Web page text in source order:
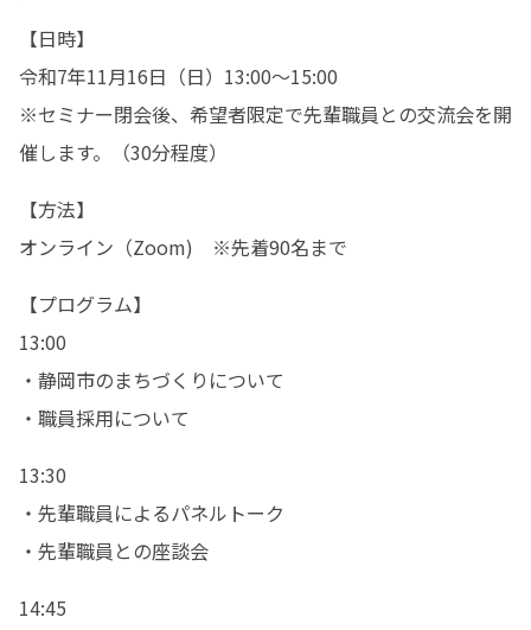
【日時】
令和7年11月16日（日）13:00～15:00
※セミナー閉会後、希望者限定で先輩職員との交流会を開
催します。（30分程度）
【方法】
オンライン（Zoom)　※先着90名まで
【プログラム】
13:00
・静岡市のまちづくりについて
・職員採用について
13:30
・先輩職員によるパネルトーク
・先輩職員との座談会
14:45